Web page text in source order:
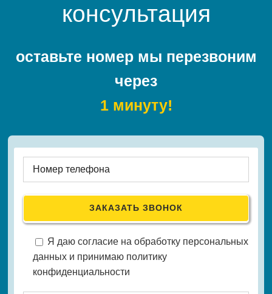
консультация
оставьте номер мы перезвоним
через
1 минуту!
Я даю согласие на обработку персональных
данных и принимаю политику
конфиденциальности